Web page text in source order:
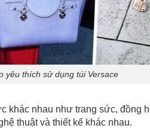
yêu thích sử dụng túi Versace
khác nhau như trang sức, đồng
thuật và thiết kế khác nhau.